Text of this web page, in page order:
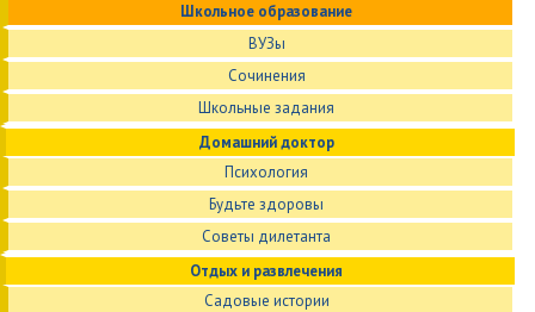
Школьное образование
ВУЗы
Сочинения
Школьные задания
Домашний доктор
Психология
Будьте здоровы
Советы дилетанта
Отдых и развлечения
Садовые истории